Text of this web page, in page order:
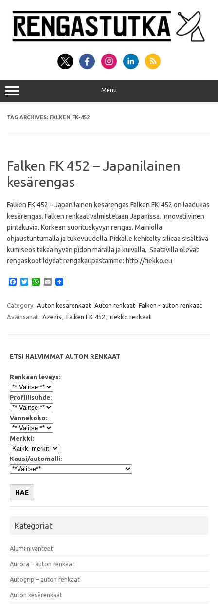
content
Menu
TAG ARCHIVES: FALKEN FK-452
Falken FK 452 – Japanilainen
kesärengas
Falken FK 452 – Japanilainen kesärengas Falken FK-452 on laadukas
kesärengas. Falken renkaat valmistetaan Japanissa. Innovatiivinen
pintakuvio. Korkean suorituskyvyn rengas. Mainiolla
ohjaustuntumalla ja tukevuudella. Pitkälle kehitelty silicaa sisältävä
kumiseos takaa hyvän pidon märällä ja kuivalla. Saatavilla olevat
rengaskoot löydät rengakaupastamme: http://riekko.eu
e
b
o
T
t
e
W
t
A
E
i
Category: Auton kesärenkaat Auton renkaat Falken - auton renkaat
Avainsanat: Azenis Falken FK-452 riekko renkaat
ETSI HALVIMMAT AUTON RENKAAT
Renkaan leveys:
Profiilisuhde:
Vannekoko:
Merkki:
Kausi/automalli:
HAE
Kategoriat
Alumiinivanteet
Aurora – auton renkaat
Autogrip – auton renkaat
Auton kesärenkaat